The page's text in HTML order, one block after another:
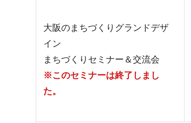
大阪のまちづくりグランドデザ
イン
まちづくりセミナー＆交流会
※このセミナーは終了しまし
た。